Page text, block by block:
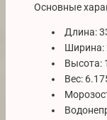
Основные
Длина:
Ширина:
Высота:
Вес: